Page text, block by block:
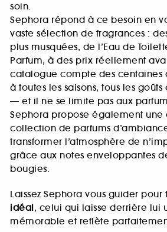
soin.
Sephora répond à ce besoin en
vaste sélection de fragrances :
plus musquées, de l’Eau de
Parfum, à des prix réellement
catalogue compte des centaines
à toutes les saisons, tous les
— et il ne se limite pas aux
Sephora propose également une
collection de parfums
transformer l’atmosphère de
grâce aux notes enveloppantes
bougies.
Laissez Sephora vous guider pour
idéal, celui qui laisse derrière lui
mémorable et reflète